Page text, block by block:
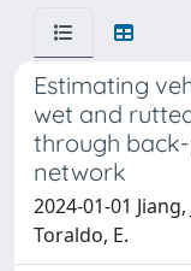
Estimating
wet and
through
network
2024-01-01
Toraldo, E.